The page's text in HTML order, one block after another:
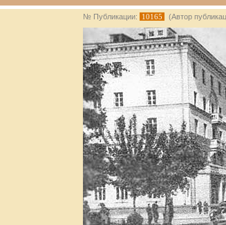
№ Публикации: 10165 (Автор